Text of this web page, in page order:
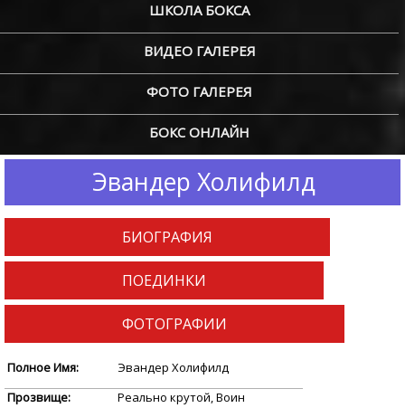
ШКОЛА БОКСА
ВИДЕО ГАЛЕРЕЯ
ФОТО ГАЛЕРЕЯ
БОКС ОНЛАЙН
Эвандер Холифилд
БИОГРАФИЯ
ПОЕДИНКИ
ФОТОГРАФИИ
Полное Имя:
Эвандер Холифилд
Прозвище:
Реально крутой, Воин